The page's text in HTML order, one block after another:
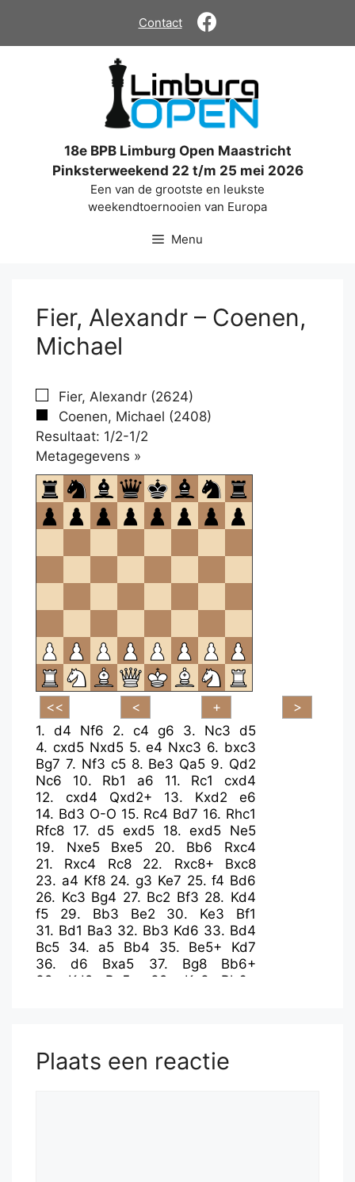
de
Contact
18e BPB Limburg Open Maastricht
Pinksterweekend 22 t/m 25 mei 2026
Een van de grootste en leukste
weekendtoernooien van Europa
Menu
Fier, Alexandr – Coenen,
Michael
Fier, Alexandr (2624)
Coenen, Michael (2408)
Resultaat: 1/2-1/2
Metagegevens »
om
te
openen.
1. d4 Nf6 2. c4 g6 3. Nc3 d5
4. cxd5 Nxd5 5.e4 Nxc3 6. bxc3
Bg7 7. Nf3 c5 8. Be3 Qa5 9. Qd2
Nc6
10. Rb1 a6 11. Rc1
cxd4
12. cxd4 Qxd2+ 13. Kxd2
e6
14. Bd3 O-O 15. Rc4 Bd7 16. Rhc1
Rfc8 17.d5 exd5 18.exd5 Ne5
19. Nxe5 Bxe5 20. Bb6
Rxc4
21. Rxc4 Rc8 22. Rxc8+
Bxc8
23. a4 Kf8 24. g3 Ke7 25.f4 Bd6
26. Kc3 Bg4 27. Bc2 Bf3 28. Kd4
f5
29. Bb3 Be2 30. Ke3
Bf1
31. Bd1 Ba3 32. Bb3 Kd6 33. Bd4
Bc5
34. a5 Bb4 35. Be5+
Kd7
36.d6 Bxa5 37. Bg8
Bb6+
38. Kd2 Ba5+ 39. Ke3
Bb6+
49.Be8+ Kd5 50.Bf7+
Plaats een reactie